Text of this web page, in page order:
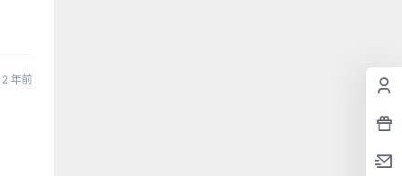
2 年前